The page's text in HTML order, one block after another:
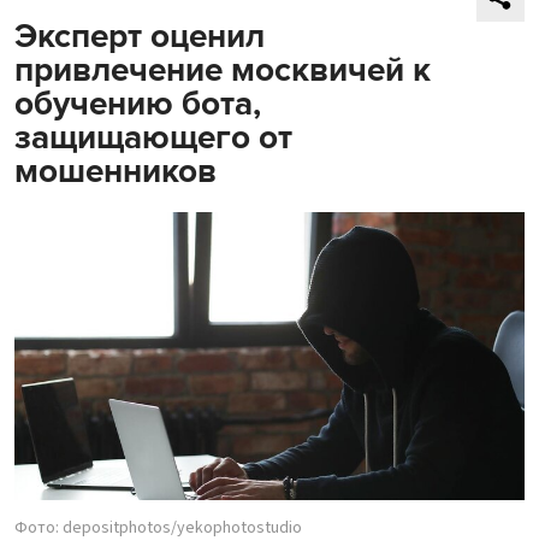
Эксперт оценил
привлечение москвичей к
обучению бота,
защищающего от
мошенников
Фото: depositphotos/yekophotostudio